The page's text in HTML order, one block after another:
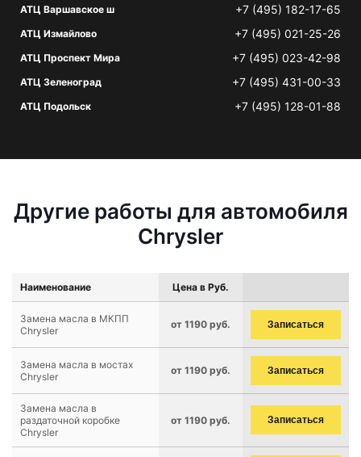
АТЦ Варшавское ш +7 (495) 182-17-65
АТЦ Измайлово +7 (495) 021-25-26
АТЦ Проспект Мира +7 (495) 023-42-98
АТЦ Зеленоград +7 (495) 431-00-33
АТЦ Подольск +7 (495) 128-01-88
Другие работы для автомобиля
Chrysler
Наименование Цена в Руб.
Замена масла в МКПП
Chrysler
от 1190 руб. Записаться
Замена масла в мостах
Chrysler
от 1190 руб. Записаться
Замена масла в
раздаточной коробке
Chrysler
от 1190 руб. Записаться